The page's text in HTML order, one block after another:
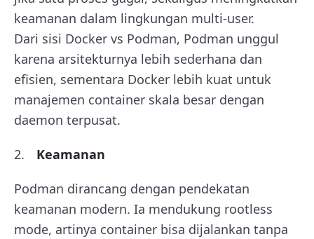
keamanan dalam lingkungan multi-user.
Dari sisi Docker vs Podman, Podman unggul
karena arsitekturnya lebih sederhana dan
efisien, sementara Docker lebih kuat untuk
manajemen container skala besar dengan
daemon terpusat.
Keamanan
Podman dirancang dengan pendekatan
keamanan modern. Ia mendukung rootless
mode, artinya container bisa dijalankan tanpa